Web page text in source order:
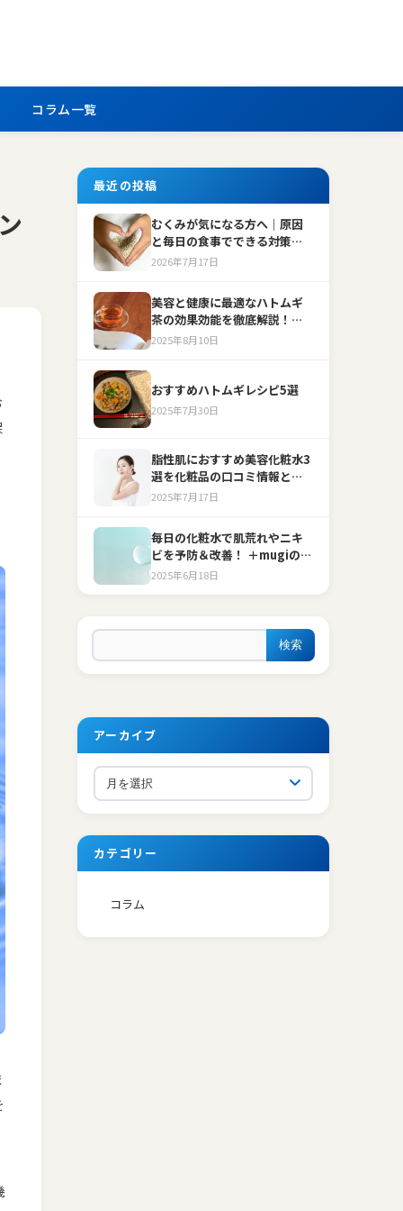
コラム一覧
最近の投稿
むくみが気になる方へ｜原因
と毎日の食事でできる対策を
わかりやすく解説
2026年7月17日
美容と健康に最適なハトムギ
茶の効果効能を徹底解説！ハ
トムギ茶を飲むことで得られ
2025年8月10日
おすすめハトムギレシピ5選
2025年7月30日
脂性肌におすすめ美容化粧水3
選を化粧品の口コミ情報と共
に紹介！脂性肌のケア方法・
2025年7月17日
毎日の化粧水で肌荒れやニキ
ビを予防＆改善！ ＋mugiのハ
トムギフェイスケアローショ
2025年6月18日
検索
アーカイブ
カテゴリー
コラム